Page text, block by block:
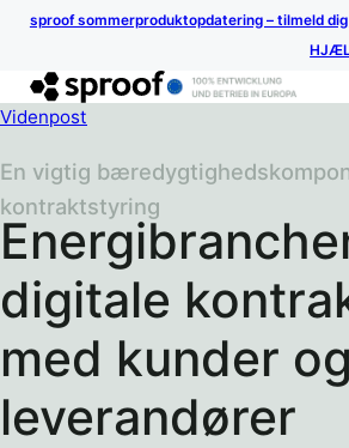
sproof sommerproduktopdatering – tilmeld
Videnpost
digitale
med kunder og
leverandører
En vigtig
kontraktstyring